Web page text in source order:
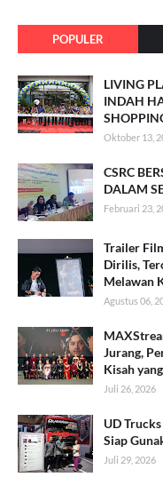
POPULER
LIVING
INDAH
Oktober 13,
CSRC
DALAM
Februari 23,
Trailer
Dirilis,
Melawan
Agustus 06,
Jurang,
Kisah
Juli 26, 2026
UD
Siap
Juli 29, 2026